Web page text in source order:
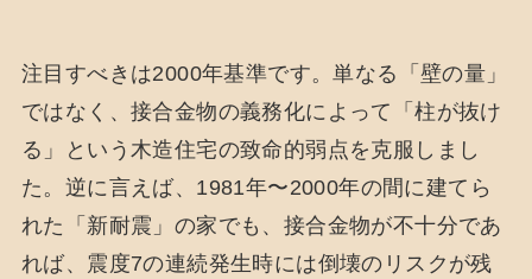
注目すべきは2000年基準です。単なる「壁の量」
ではなく、接合金物の義務化によって「柱が抜け
る」という木造住宅の致命的弱点を克服しまし
た。逆に言えば、1981年〜2000年の間に建てら
れた「新耐震」の家でも、接合金物が不十分であ
れば、震度7の連続発生時には倒壊のリスクが残